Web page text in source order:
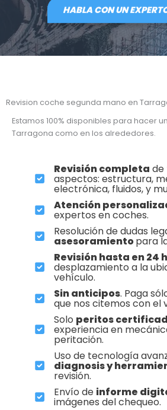
HABLA CON UN
Revision coche segunda mano en
Estamos 100% disponibles para hacer
Tarragona como en los alrededores.
Revisión completa de
aspectos: estructura,
electrónica, fluidos, y
Atención
expertos en coches.
Resolución de dudas
asesoramientopara
Revisión hasta en 24
desplazamiento a la
vehículo.
Sin anticipos. Paga
que nos citemos con el
Solo peritos
experiencia en
peritación.
Uso de tecnología
diagnosis y
revisión.
Envío de informe
imágenes del chequeo.